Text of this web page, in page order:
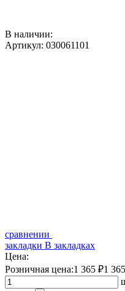
В наличии:
Артикул: 030061101
сравнении
закладки В закладках
Цена:
Розничная цена:1 365 ₽1